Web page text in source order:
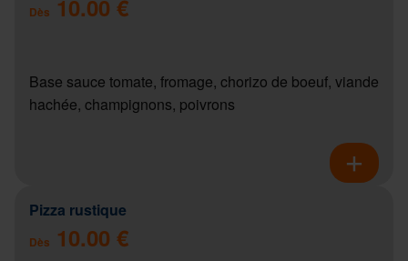
Dès 10.00 €
Base sauce tomate, fromage, chorizo de boeuf, viande
hachée, champignons, poivrons
Pizza rustique
Dès 10.00 €